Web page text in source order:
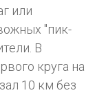
или
"пик-
В
круга на
10 км без